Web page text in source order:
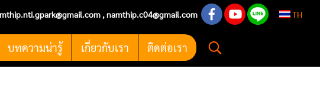
.gpark@gmail.com ,namthip.c04@gmail.com TH
บทความน่ารู้ เกี่ยวกับเรา ติดต่อเรา